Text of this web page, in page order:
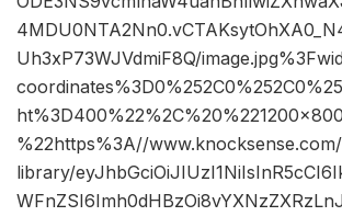
Uh3xP73WJVdmiF8Q/
%22https%3A//
library/